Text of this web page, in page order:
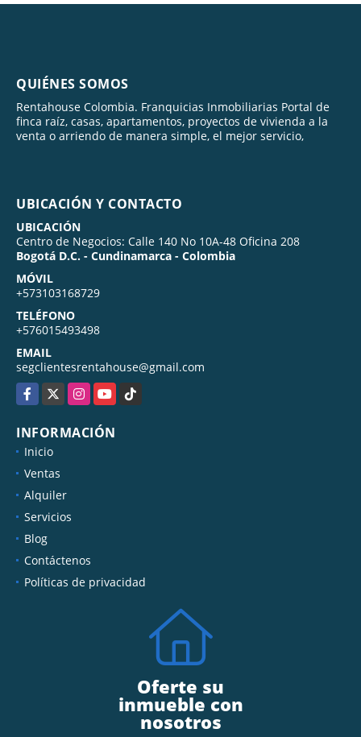
QUIÉNES SOMOS
Rentahouse Colombia. Franquicias Inmobiliarias Portal de
finca raíz, casas, apartamentos, proyectos de vivienda a la
venta o arriendo de manera simple, el mejor servicio,
UBICACIÓN Y CONTACTO
UBICACIÓN
Centro de Negocios: Calle 140 No 10A-48 Oficina 208
Bogotá D.C. - Cundinamarca - Colombia
MÓVIL
+573103168729
TELÉFONO
+576015493498
EMAIL
segclientesrentahouse@gmail.com
Facebook
X InstagramYouTubeTikTok
INFORMACIÓN
Inicio
Ventas
Alquiler
Servicios
Blog
Contáctenos
Políticas de privacidad
Oferte su
inmueble con
nosotros